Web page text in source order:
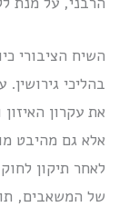
השיח הציבורי
בהליכי
את עקרון
אלא גם מהיבט
לאחר תיקון
של המשאבים,